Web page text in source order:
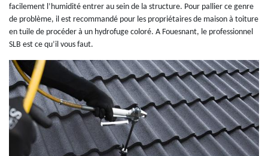
facilement l’humidité entrer au sein de la structure. Pour pallier ce genre
de problème, il est recommandé pour les propriétaires de maison à toiture
en tuile de procéder à un hydrofuge coloré. A Fouesnant, le professionnel
SLB est ce qu’il vous faut.